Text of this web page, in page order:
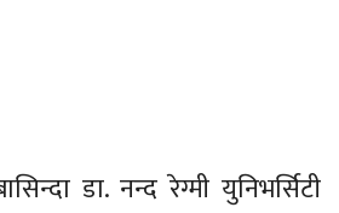
डा. नन्द रेग्मी युनिभर्सिटी